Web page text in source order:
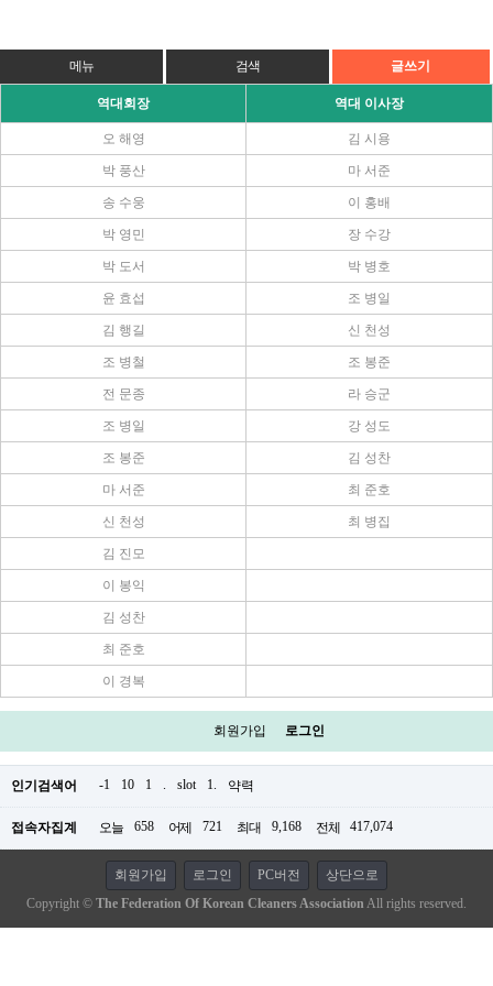
메뉴 검색 글쓰기
역대회장 역대 이사장
오 해영 김 시용
박 풍산 마 서준
송 수웅 이 홍배
박 영민 장 수강
박 도서 박 병호
윤 효섭 조 병일
김 행길 신 천성
조 병철 조 봉준
전 문종 라 승군
조 병일 강 성도
조 봉준 김 성찬
마 서준 최 준호
신 천성 최 병집
김 진모
이 봉익
김 성찬
최 준호
이 경복
회원가입 로그인
인기검색어 -1 10 1 . slot 1. 약력
접속자집계 오늘 658 어제 721 최대 9,168 전체 417,074
회원가입 로그인 PC버전
상단으로
Copyright © The Federation Of Korean Cleaners Association All rights reserved.